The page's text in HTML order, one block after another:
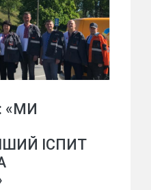
«МИ
ІСПИТ